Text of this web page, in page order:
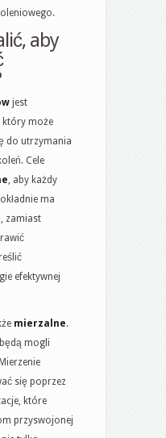
aby
jest
który może
do utrzymania
Cele
, aby każdy
ma
zamiast
efektywnej
mierzalne.
mogli
się poprzez
które
przyswojonej